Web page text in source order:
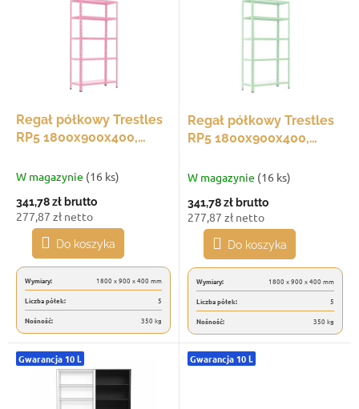
w
w
Regał półkowy Trestles
RP5 1800x900x400,
jasnoróżowy
W magazynie (16 ks)
341,78 zł brutto
277,87 zł netto
Do koszyka
Wymiary:
1800 x 900 x 400 mm
Liczba półek:
5
Nośność:
350 kg
Regał półkowy Trestles
RP5 1800x900x400,
pastelowy zielony
W magazynie (16 ks)
341,78 zł brutto
277,87 zł netto
Do koszyka
Wymiary:
1800 x 900 x 400 mm
Liczba półek:
5
Nośność:
350 kg
Gwarancja 10 l. Gwarancja 10 l.